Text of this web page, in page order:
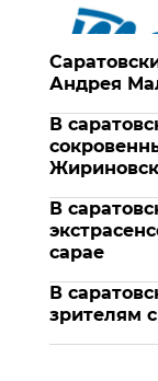
Андрея
В
В
сарае
В
зрителям